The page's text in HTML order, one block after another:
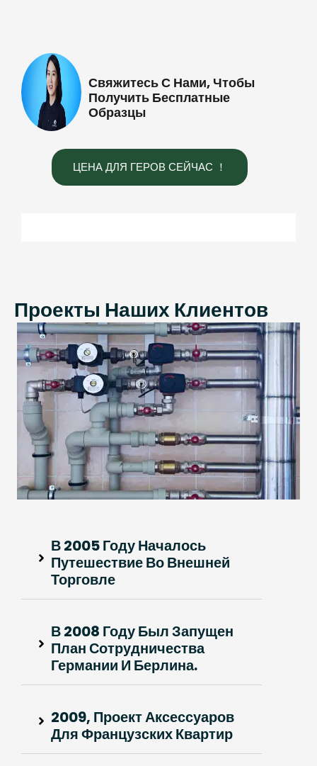
Свяжитесь С Нами, Чтобы
Получить Бесплатные
Образцы
ЦЕНА ДЛЯ ГЕРОВ СЕЙЧАС ！
Проекты Наших Клиентов
В 2005 Году Началось
Путешествие Во Внешней
Торговле
В 2008 Году Был Запущен
План Сотрудничества
Германии И Берлина.
2009, Проект Аксессуаров
Для Французских Квартир